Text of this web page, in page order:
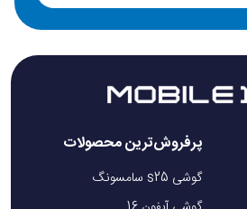
پرفروش‌ترین محصولات
گوشی s25 سامسونگ